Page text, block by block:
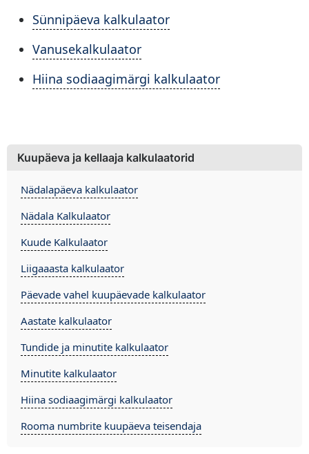
Sünnipäeva kalkulaator
Vanusekalkulaator
Hiina sodiaagimärgi kalkulaator
Kuupäeva ja kellaaja kalkulaatorid
Nädalapäeva kalkulaator
Nädala Kalkulaator
Kuude Kalkulaator
Liigaaasta kalkulaator
Päevade vahel kuupäevade kalkulaator
Aastate kalkulaator
Tundide ja minutite kalkulaator
Minutite kalkulaator
Hiina sodiaagimärgi kalkulaator
Rooma numbrite kuupäeva teisendaja